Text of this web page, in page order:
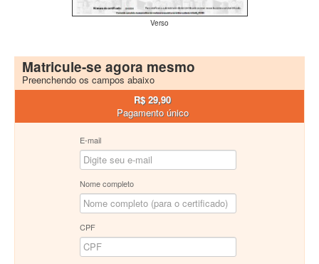
Verso
Matricule-se agora mesmo
Preenchendo os campos abaixo
R$ 29,90
Pagamento único
E-mail
Nome completo
CPF